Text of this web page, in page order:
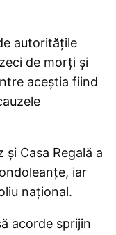
autoritățile
de morți și
aceștia fiind
și Casa Regală a
iar
național.
acorde sprijin